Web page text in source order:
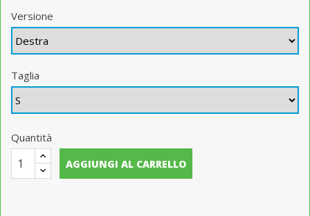
Versione
Taglia
Quantità
AGGIUNGI AL CARRELLO